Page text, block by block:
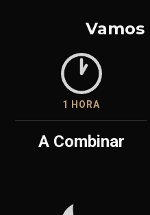
Vamos
1 HORA
A Combinar